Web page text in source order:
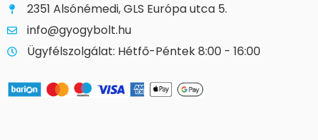
2351 Alsónémedi, GLS Európa utca 5.
info@gyogybolt.hu
Ügyfélszolgálat: Hétfő-Péntek 8:00 - 16:00